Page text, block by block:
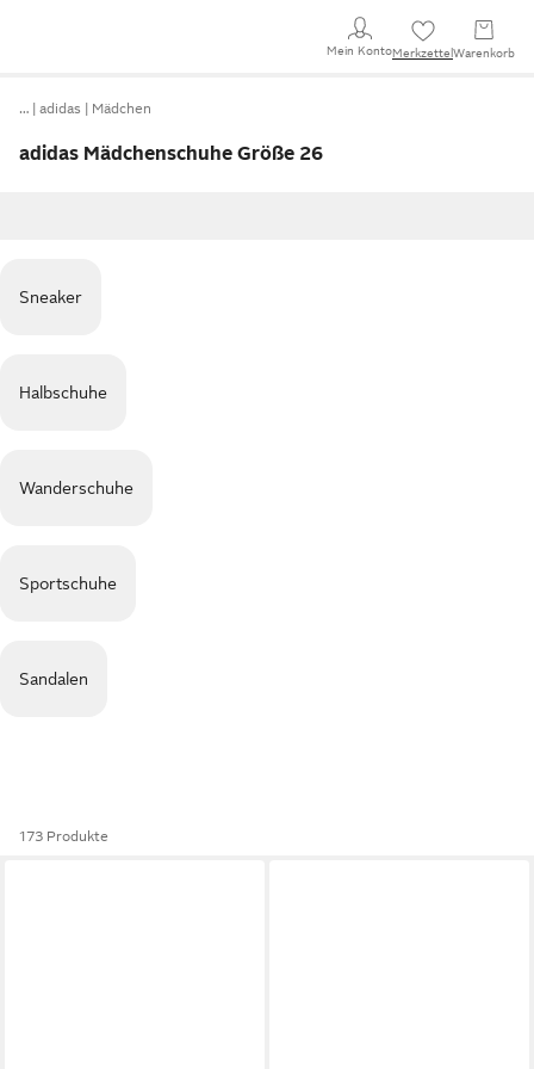
Mein KontoMerkzettel Warenkorb
… adidas Mädchen
adidas Mädchenschuhe Größe 26
Sneaker
Halbschuhe
Wanderschuhe
Sportschuhe
Sandalen
173 Produkte